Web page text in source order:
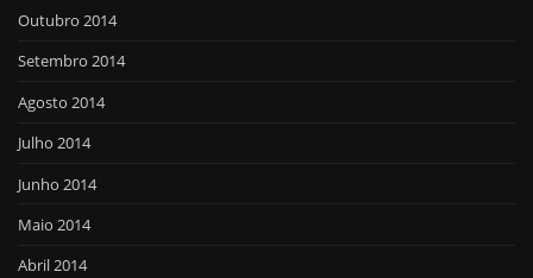
Outubro 2014
Setembro 2014
Agosto 2014
Julho 2014
Junho 2014
Maio 2014
Abril 2014